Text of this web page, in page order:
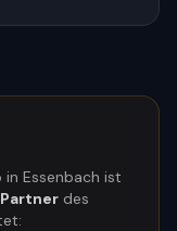
in Essenbach ist
des